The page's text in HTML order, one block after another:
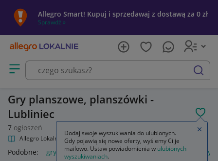
Allegro Smart! Kupuj i sprzedawaj z dostawą za 0 zł
Sprawdź »
Otwórz menu z kategoriami
szukaj
Gry planszowe, planszówki -
Lubliniec
7 ogłoszeń
Allegro Lokalnie Kultura i rozrywka Gry Planszowe
Podobne: gry planszowe gry planszowe dla dorosłych gry
Dodaj swoje wyszukiwania do ulubionych.
Gdy pojawią się nowe oferty, wyślemy Ci je
mailowo. Ustaw powiadomienia w ulubionych
wyszukiwaniach.